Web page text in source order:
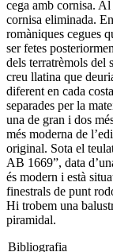
cega amb cornisa.
cornisa eliminada.
romàniques cegues
ser fetes
dels terratrèmols del
creu llatina que
diferent en cada
separades per la
una de gran i dos
més moderna de
original. Sota el
AB 1669”, data
és modern i està
finestrals de punt
Hi trobem una
piramidal.
Bibliografia